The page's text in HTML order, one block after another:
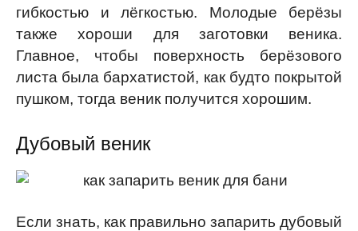
гибкостью и лёгкостью. Молодые берёзы
также хороши для заготовки веника.
Главное, чтобы поверхность берёзового
листа была бархатистой, как будто покрытой
пушком, тогда веник получится хорошим.
Дубовый веник
Если знать, как правильно запарить дубовый